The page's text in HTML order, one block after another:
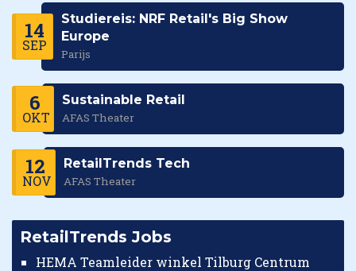
14
SEP
Studiereis: NRF Retail's Big Show
Europe
Parijs
6
OKT
Sustainable Retail
AFAS Theater
12
NOV
RetailTrends Tech
AFAS Theater
RetailTrends Jobs
HEMA Teamleider winkel Tilburg Centrum